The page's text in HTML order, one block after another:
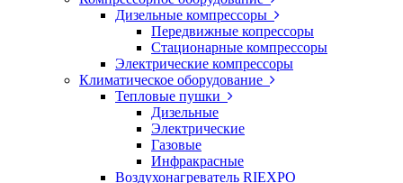
Дизельные компрессоры
Передвижные копрессоры
Стационарные компрессоры
Электрические компрессоры
Климатическое оборудование
Тепловые пушки
Дизельные
Электрические
Газовые
Инфракрасные
Воздухонагреватель RIEXPO